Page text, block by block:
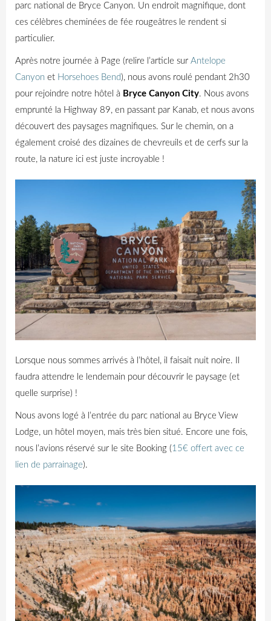
parc national de Bryce Canyon. Un endroit magnifique, dont
ces célèbres cheminées de fée rougeâtres le rendent si
particulier.
Après notre journée à Page (relire l’article sur Antelope
Canyon et Horsehoes Bend), nous avons roulé pendant 2h30
pour rejoindre notre hôtel à Bryce Canyon City. Nous avons
emprunté la Highway 89, en passant par Kanab, et nous avons
découvert des paysages magnifiques. Sur le chemin, on a
également croisé des dizaines de chevreuils et de cerfs sur la
route, la nature ici est juste incroyable !
Lorsque nous sommes arrivés à l’hôtel, il faisait nuit noire. Il
faudra attendre le lendemain pour découvrir le paysage (et
quelle surprise) !
Nous avons logé à l’entrée du parc national au Bryce View
Lodge, un hôtel moyen, mais très bien situé. Encore une fois,
nous l’avions réservé sur le site Booking (15€ offert avec ce
lien de parrainage).